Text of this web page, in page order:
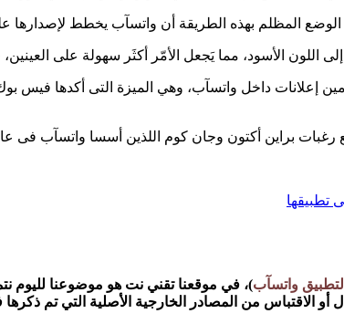
المظلم بهذه الطريقة أن واتسآب يخطط لإصدارها
براين أكتون وجان كوم اللذين أسسا واتسآب فى عام
تطبيقها
لتطبيق واتسآب)، في موقعنا تقني نت هو موضوعنا لليوم
أو الاقتباس من المصادر الخارجية الأصلية التي تم